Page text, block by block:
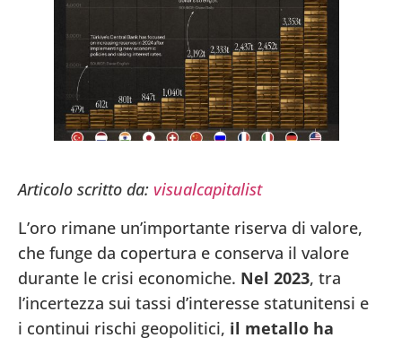
Articolo scritto da: visualcapitalist
L’oro rimane un’importante riserva di valore,
che funge da copertura e conserva il valore
durante le crisi economiche. Nel 2023, tra
l’incertezza sui tassi d’interesse statunitensi e
i continui rischi geopolitici, il metallo ha